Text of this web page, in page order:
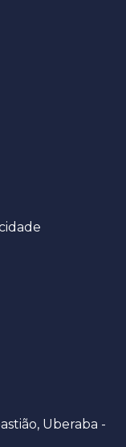
Uberaba -